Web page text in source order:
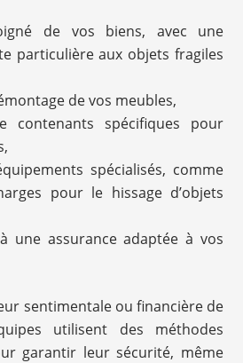
de vos biens, avec une
particulière aux objets fragiles
de vos meubles,
contenants spécifiques pour
spécialisés, comme
pour le hissage d’objets
une assurance adaptée à vos
sentimentale ou financière de
utilisent des méthodes
garantir leur sécurité, même